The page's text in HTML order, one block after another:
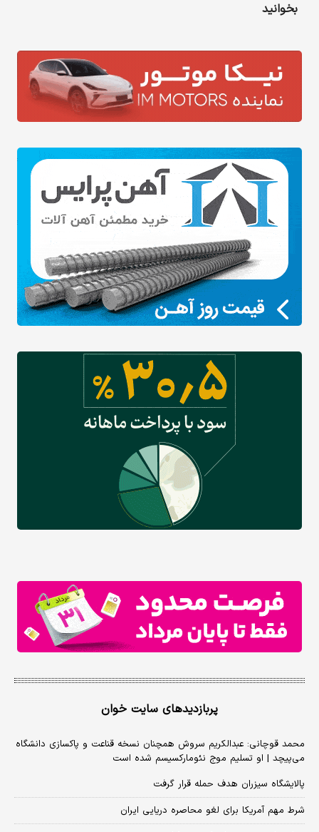
بخوانید
پربازدیدهای سایت خوان
محمد قوچانی: عبدالکریم سروش همچنان نسخه قناعت و پاکسازی دانشگاه
می‌پیچد | او تسلیم موج نئومارکسیسم شده است
پالایشگاه سیزران هدف حمله قرار گرفت
شرط مهم آمریکا برای لغو محاصره دریایی ایران